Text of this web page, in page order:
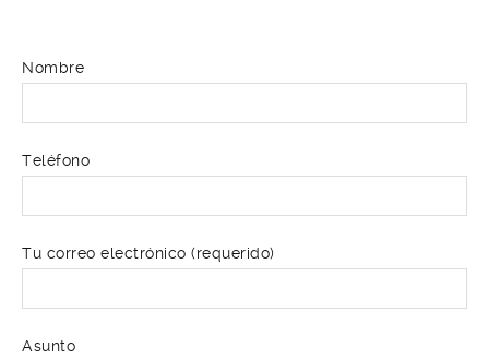
Nombre
Teléfono
Tu correo electrónico (requerido)
Asunto